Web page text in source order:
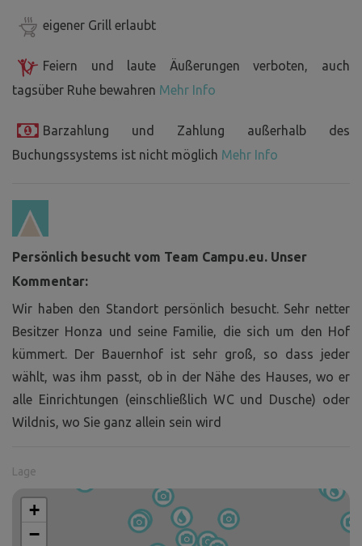
eigener Grill erlaubt
Feiern und laute Äußerungen verboten, auch
tagsüber Ruhe bewahren Mehr Info
Barzahlung und Zahlung außerhalb des
Buchungssystems ist nicht möglich Mehr Info
Persönlich besucht vom Team Campu.eu. Unser
Kommentar:
Wir haben den Standort persönlich besucht. Sehr netter
Besitzer Honza und seine Familie, die sich um den Hof
kümmert. Der Bauernhof ist sehr groß, so dass jeder
wählt, was ihm passt, ob in der Nähe des Hauses, wo er
alle Einrichtungen (einschließlich WC und Dusche) oder
Wildnis, wo Sie ganz allein sein wird
Lage
+
−